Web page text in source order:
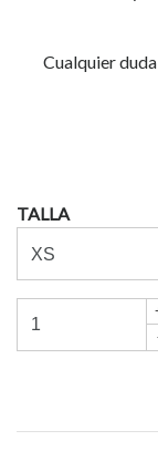
Cualquier
TALLA